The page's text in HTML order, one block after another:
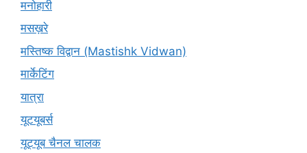
मनोहारी
मसख़रे
मस्तिष्क विद्वान (Mastishk Vidwan)
मार्केटिंग
यात्रा
यूटयूबर्स
यूट्यूब चैनल चालक